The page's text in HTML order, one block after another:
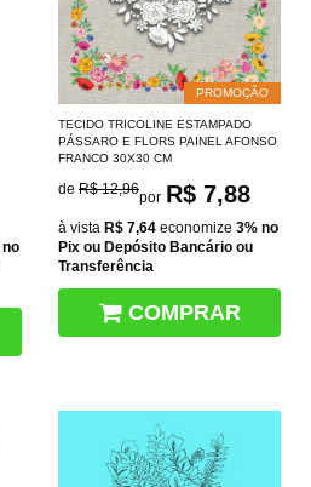
no
PROMOÇÃO
TECIDO TRICOLINE ESTAMPADO
PÁSSARO E FLORS PAINEL AFONSO
FRANCO 30X30 CM
de R$ 12,96por R$ 7,88
à vista R$ 7,64 economize 3% no
Pix ou Depósito Bancário ou
Transferência
COMPRAR